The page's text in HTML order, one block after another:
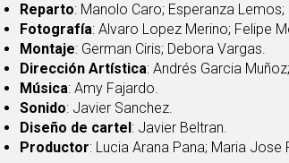
Reparto: Manolo Caro; Esperanza
Fotografía: Alvaro Lopez Merino; Felipe
Montaje: German Ciris; Debora Vargas.
Dirección Artística: Andrés Garcia
Música: Amy Fajardo.
Sonido: Javier Sanchez.
Diseño de cartel : Javier Beltran.
Productor: Lucia Arana Pana; Maria Jose